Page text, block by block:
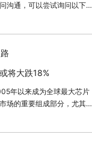
沟通，可以尝试询问以下问
案例能发我详细看一下吗？
到问题，有哪些答疑渠道？
将大跌18%
年以来成为全球最大芯片
场的重要组成部分，尤其是
元立于不败之地。但这个
中国芯片